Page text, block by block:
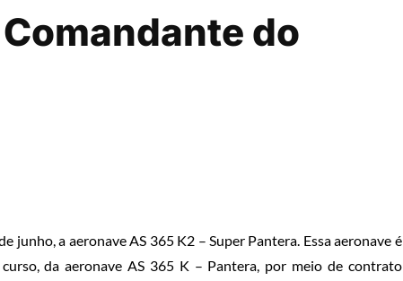
do
junho, a aeronave AS 365 K2 – Super Pantera. Essa aeronave é
da aeronave AS 365 K – Pantera, por meio de contrato